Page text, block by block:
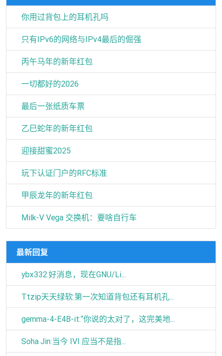
你用过背包上的耳机孔吗
只有IPv6的网络与IPv4最后的倔强
丙午马年的新年红包
一切都好的2026
最后一张纸质车票
乙巳蛇年的新年红包
迎接甜蜜2025
玩下认证门户的RFC标准
甲辰龙年的新年红包
Milk-V Vega 交换机：要啥自行车
最新回复
ybx332:好消息，现在GNU/Li...
Ttzip天天绿软:第一次知道背包还有耳机孔...
gemma-4-E4B-it:“你说的太对了，这完美地...
Soha Jin:当今 IVI 应当不是指...